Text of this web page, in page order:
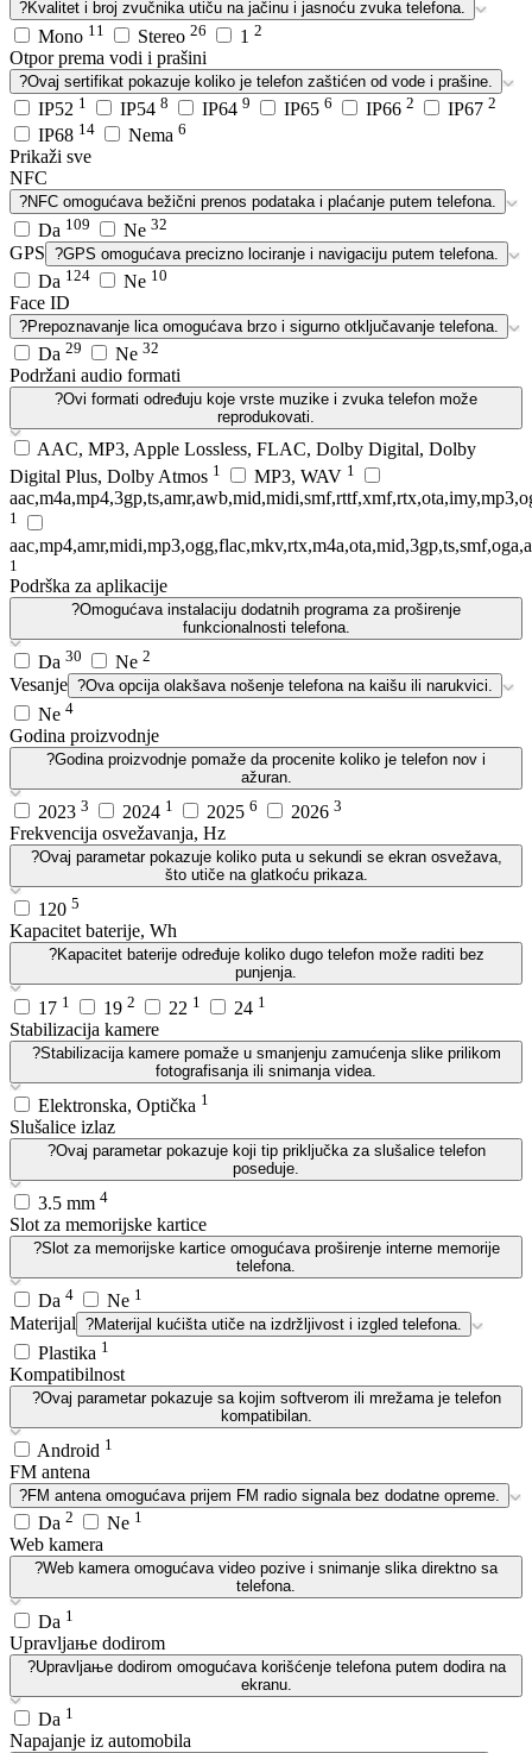
?Kvalitet i broj zvučnika utiču na jačinu i jasnoću zvuka telefona.
Mono 11 Stereo 26 1 2
Otpor prema vodi i prašini
?Ovaj sertifikat pokazuje koliko je telefon zaštićen od vode i prašine.
IP52 1 IP54 8 IP64 9 IP65 6 IP66 2 IP67 2
IP68 14 Nema 6
Prikaži sve
NFC
?NFC omogućava bežični prenos podataka i plaćanje putem telefona.
Da 109 Ne 32
GPS ?GPS omogućava precizno lociranje i navigaciju putem telefona.
Da 124 Ne 10
Face ID
?Prepoznavanje lica omogućava brzo i sigurno otključavanje telefona.
Da 29 Ne 32
Podržani audio formati
?Ovi formati određuju koje vrste muzike i zvuka telefon može
reprodukovati.
AAC, MP3, Apple Lossless, FLAC, Dolby Digital, Dolby
Digital Plus, Dolby Atmos 1 MP3, WAV 1
1
1
Podrška za aplikacije
?Omogućava instalaciju dodatnih programa za proširenje
funkcionalnosti telefona.
Da 30 Ne 2
Vesanje ?Ova opcija olakšava nošenje telefona na kaišu ili narukvici.
Ne 4
Godina proizvodnje
?Godina proizvodnje pomaže da procenite koliko je telefon nov i
ažuran.
2023 3 2024 1 2025 6 2026 3
Frekvencija osvežavanja, Hz
?Ovaj parametar pokazuje koliko puta u sekundi se ekran osvežava,
što utiče na glatkoću prikaza.
120 5
Kapacitet baterije, Wh
?Kapacitet baterije određuje koliko dugo telefon može raditi bez
punjenja.
17 1 19 2 22 1 24 1
Stabilizacija kamere
?Stabilizacija kamere pomaže u smanjenju zamućenja slike prilikom
fotografisanja ili snimanja videa.
Elektronska, Optička 1
Slušalice izlaz
?Ovaj parametar pokazuje koji tip priključka za slušalice telefon
poseduje.
3.5 mm 4
Slot za memorijske kartice
?Slot za memorijske kartice omogućava proširenje interne memorije
telefona.
Da 4 Ne 1
Materijal ?Materijal kućišta utiče na izdržljivost i izgled telefona.
Plastika 1
Kompatibilnost
?Ovaj parametar pokazuje sa kojim softverom ili mrežama je telefon
kompatibilan.
Android 1
FM antena
?FM antena omogućava prijem FM radio signala bez dodatne opreme.
Da 2 Ne 1
Web kamera
?Web kamera omogućava video pozive i snimanje slika direktno sa
telefona.
Da 1
Upravljaње dodirom
?Upravljaње dodirom omogućava korišćenje telefona putem dodira na
ekranu.
Da 1
Napajanje iz automobila